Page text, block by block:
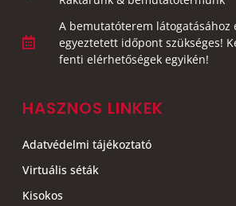
A bemutatóterem látogatásához
egyeztetett időpont szükséges!
fenti elérhetőségek egyikén!
HASZNOS LINKEK
Adatvédelmi tájékoztató
Virtuális séták
Kisokos